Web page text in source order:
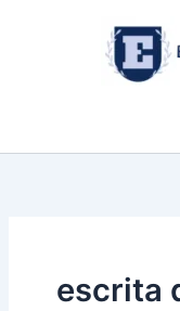
escrita